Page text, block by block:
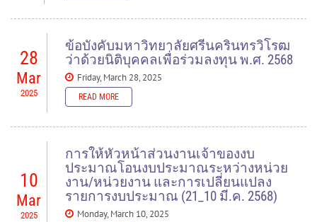
ห้องประชุม Conference Hall (D206) อาคารอำนวยการอุทยานวิทยาศาสตร์
ภูมิภาค ภาคเหนือ จังหวัดเชียงใหม่ โดยได้รับฟังบรรยายภาพรวมและกลไก
เทคโนโลยีที่มีประสิทธิภาพ โปร่งใส และตรวจสอบได้ ซึ่งถือเป็นหัวใจสำคัญ
ในการสนับสนุนการพัฒนาองค์กรและขับเคลื่อนนวัตกรรมอย่างยั่งยืนใน
ระดับภูมิภาค
READ MORE
28
Mar
2025
ข้อบังคับมหาวิทยาลัยศรีนครินทรวิโรฒ
ว่าด้วยนิติบุคคลเพื่อร่วมลงทุน พ.ศ. 2568
Friday, March 28, 2025
READ MORE
10
Mar
2025
การให้หัวหน้าส่วนงานเจ้าของงบ
ประมาณโอนงบประมาณระหว่างหน่วย
งาน/หน่วยงาน และการเปลี่ยนแปลง
รายการงบประมาณ (21_10 มี.ค. 2568)
Monday, March 10, 2025